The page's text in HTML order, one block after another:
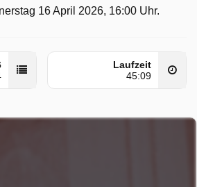
16 April 2026, 16:00 Uhr.
Laufzeit
45:09